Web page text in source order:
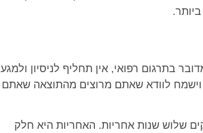
בתרגום רפואי, אין תחליף לניסיון ולמגע
וישמח לוודא שאתם מרוצים מהתוצאה שאתם
שלוש שנות אחריות. האחריות היא חלק